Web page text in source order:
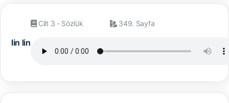
lin lin
Cilt 3 - Sözlük 349. Sayfa